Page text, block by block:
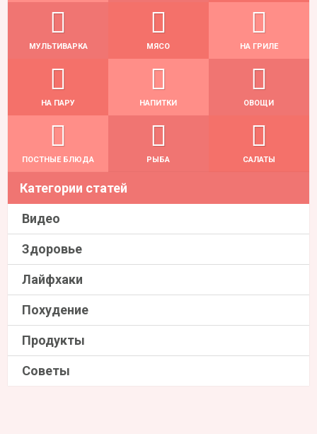
МУЛЬТИВАРКА МЯСО НА ГРИЛЕ
НА ПАРУ НАПИТКИ ОВОЩИ
ПОСТНЫЕ БЛЮДА РЫБА САЛАТЫ
Категории статей
Видео
Здоровье
Лайфхаки
Похудение
Продукты
Советы